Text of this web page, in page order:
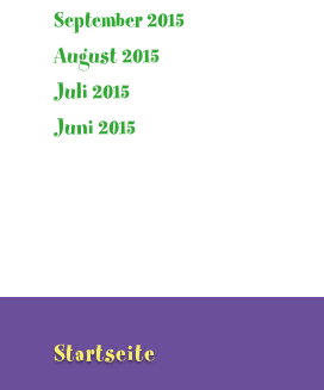
September 2015
August 2015
Juli 2015
Juni 2015
Startseite